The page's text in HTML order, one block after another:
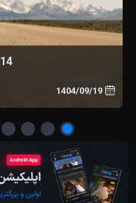
14 سال گذشت
1404/09/19